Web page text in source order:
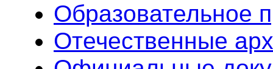
Образовательное
Отечественные